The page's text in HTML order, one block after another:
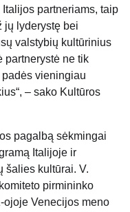
partneriams, taip
jų lyderystę bei
valstybių kultūrinius
partnerystė ne tik
vieningiau
– sako Kultūros
pagalbą sėkmingai
Italijoje ir
šalies kultūrai. V.
pirmininko
Venecijos meno